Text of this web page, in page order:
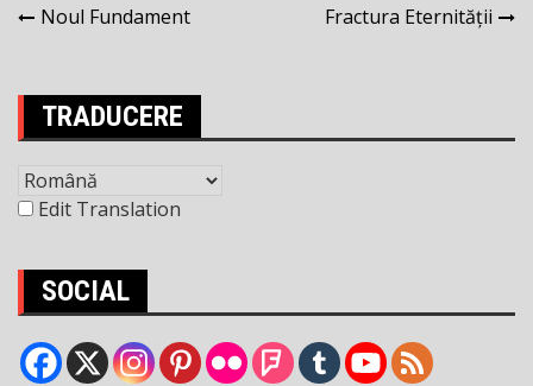
Navigare
articole
Noul Fundament Fractura Eternității
TRADUCERE
Edit Translation
SOCIAL